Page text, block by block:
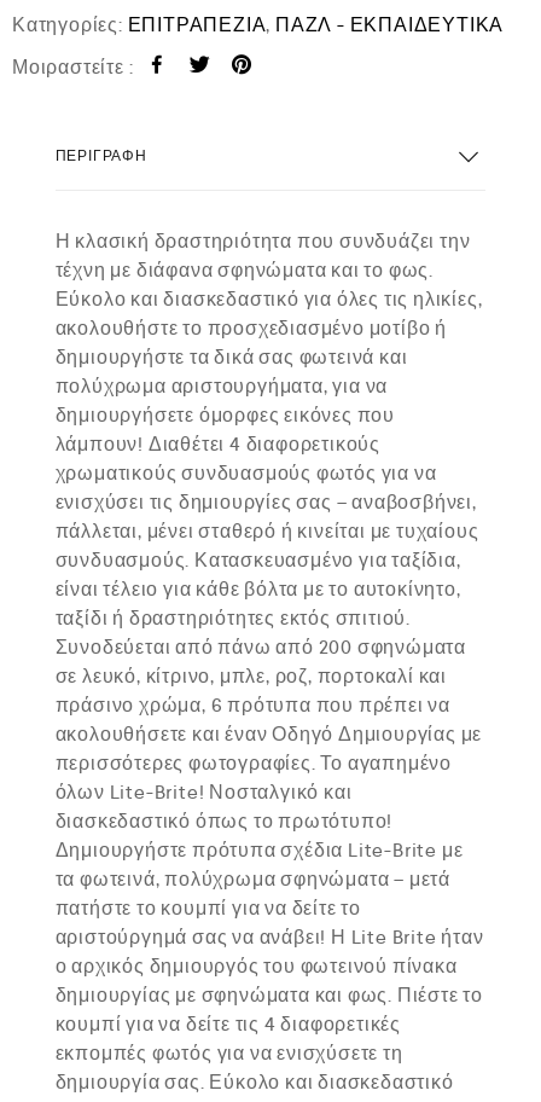
Κατηγορίες: ΕΠΙΤΡΑΠΕΖΙΑ, ΠΑΖΛ - ΕΚΠΑΙΔΕΥΤΙΚΑ
Μοιραστείτε :
ΠΕΡΙΓΡΑΦΉ
Η κλασική δραστηριότητα που συνδυάζει την
τέχνη με διάφανα σφηνώματα και το φως.
Εύκολο και διασκεδαστικό για όλες τις ηλικίες,
ακολουθήστε το προσχεδιασμένο μοτίβο ή
δημιουργήστε τα δικά σας φωτεινά και
πολύχρωμα αριστουργήματα, για να
δημιουργήσετε όμορφες εικόνες που
λάμπουν! Διαθέτει 4 διαφορετικούς
χρωματικούς συνδυασμούς φωτός για να
ενισχύσει τις δημιουργίες σας – αναβοσβήνει,
πάλλεται, μένει σταθερό ή κινείται με τυχαίους
συνδυασμούς. Κατασκευασμένο για ταξίδια,
είναι τέλειο για κάθε βόλτα με το αυτοκίνητο,
ταξίδι ή δραστηριότητες εκτός σπιτιού.
Συνοδεύεται από πάνω από 200 σφηνώματα
σε λευκό, κίτρινο, μπλε, ροζ, πορτοκαλί και
πράσινο χρώμα, 6 πρότυπα που πρέπει να
ακολουθήσετε και έναν Οδηγό Δημιουργίας με
περισσότερες φωτογραφίες. Το αγαπημένο
όλων Lite-Brite! Νοσταλγικό και
διασκεδαστικό όπως το πρωτότυπο!
Δημιουργήστε πρότυπα σχέδια Lite-Brite με
τα φωτεινά, πολύχρωμα σφηνώματα – μετά
πατήστε το κουμπί για να δείτε το
αριστούργημά σας να ανάβει! Η Lite Brite ήταν
ο αρχικός δημιουργός του φωτεινού πίνακα
δημιουργίας με σφηνώματα και φως. Πιέστε το
κουμπί για να δείτε τις 4 διαφορετικές
εκπομπές φωτός για να ενισχύσετε τη
δημιουργία σας. Εύκολο και διασκεδαστικό